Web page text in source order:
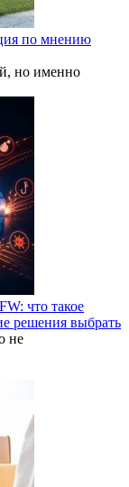
по мнению
но именно
что такое
решения выбрать
не